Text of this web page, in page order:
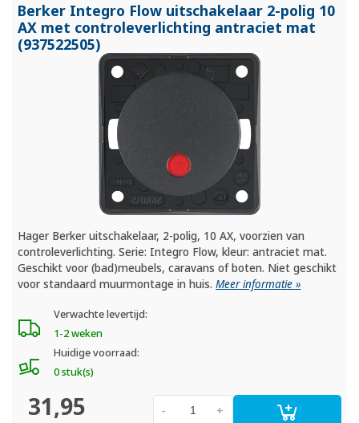
Berker Integro Flow uitschakelaar 2-polig 10
AX met controleverlichting antraciet mat
(937522505)
Hager Berker uitschakelaar, 2-polig, 10 AX, voorzien van
controleverlichting. Serie: Integro Flow, kleur: antraciet mat.
Geschikt voor (bad)meubels, caravans of boten. Niet geschikt
voor standaard muurmontage in huis.Meer informatie »
Verwachte levertijd:
1-2 weken
Huidige voorraad:
0 stuk(s)
31,95 +
-